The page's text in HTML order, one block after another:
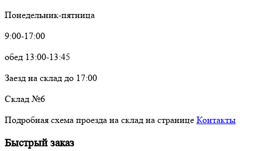
Понедельник-пятница
9:00-17:00
обед 13:00-13:45
Заезд на склад до 17:00
Склад №6
Подробная схема проезда на склад на странице Контакты
Быстрый заказ